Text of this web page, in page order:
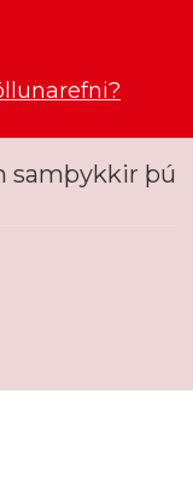
samþykkir þú